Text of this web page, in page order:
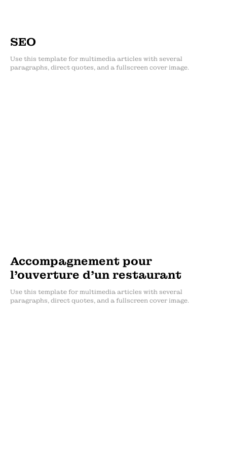
SEO
Use this template for multimedia articles with several
paragraphs, direct quotes, and a fullscreen cover image.
Accompagnement pour
l’ouverture d’un restaurant
Use this template for multimedia articles with several
paragraphs, direct quotes, and a fullscreen cover image.